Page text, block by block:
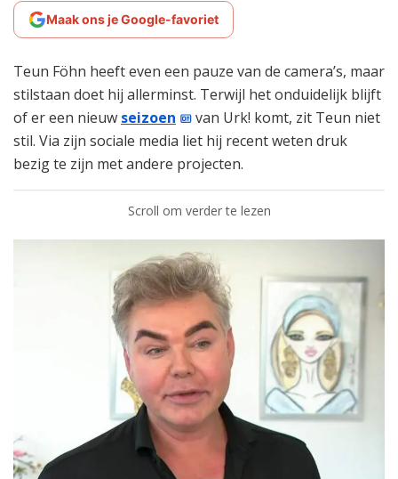
Maak ons je Google-favoriet
Teun Föhn heeft even een pauze van de camera’s, maar
stilstaan doet hij allerminst. Terwijl het onduidelijk blijft
of er een nieuw seizoen
van Urk! komt, zit Teun niet
stil. Via zijn sociale media liet hij recent weten druk
bezig te zijn met andere projecten.
Scroll om verder te lezen